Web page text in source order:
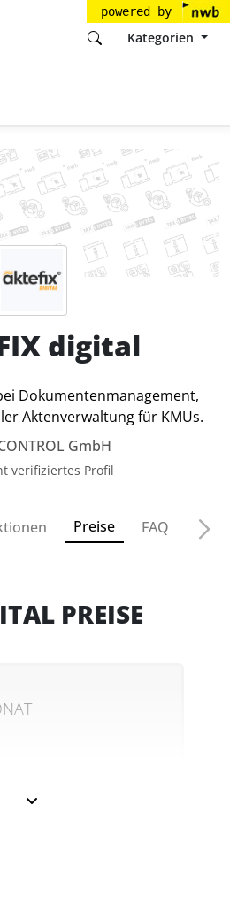
powered by
Kategorien
digital
Dokumentenmanagement,
Aktenverwaltung für KMUs.
GmbH
verifiziertes Profil
Preise FAQ
PREISE